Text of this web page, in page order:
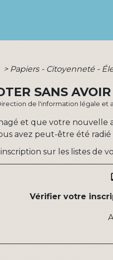
> Papiers - Citoyenneté -
SANS
de l'information légale et
et que votre nouvelle
avez peut-être été
sur les listes de
Vérifier votre